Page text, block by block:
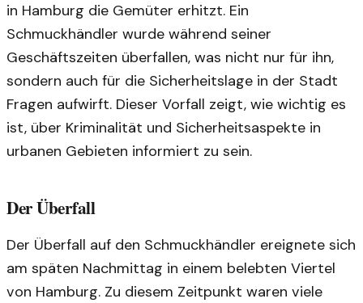
in Hamburg die Gemüter erhitzt. Ein
Schmuckhändler wurde während seiner
Geschäftszeiten überfallen, was nicht nur für ihn,
sondern auch für die Sicherheitslage in der Stadt
Fragen aufwirft. Dieser Vorfall zeigt, wie wichtig es
ist, über Kriminalität und Sicherheitsaspekte in
urbanen Gebieten informiert zu sein.
Der Überfall
Der Überfall auf den Schmuckhändler ereignete sich
am späten Nachmittag in einem belebten Viertel
von Hamburg. Zu diesem Zeitpunkt waren viele